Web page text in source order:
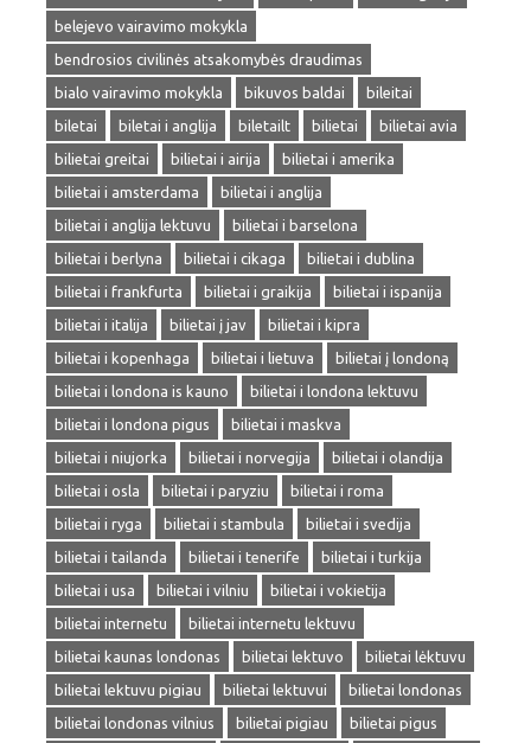
belejevo vairavimo mokykla
bendrosios civilinės atsakomybės draudimas
bialo vairavimo mokykla
bikuvos baldai
bileitai
biletai
biletai i anglija biletailt bilietai
bilietai avia
bilietai greitai
bilietai i airija
bilietai i amerika
bilietai i amsterdama
bilietai i anglija
bilietai i anglija lektuvu
bilietai i barselona
bilietai i berlyna
bilietai i cikaga
bilietai i dublina
bilietai i frankfurta
bilietai i graikija
bilietai i ispanija
bilietai i italija
bilietai į jav
bilietai i kipra
bilietai i kopenhaga
bilietai i lietuva
bilietai į londoną
bilietai i londona is kauno
bilietai i londona lektuvu
bilietai i londona pigus
bilietai i maskva
bilietai i niujorka
bilietai i norvegija
bilietai i olandija
bilietai i osla
bilietai i paryziu
bilietai i roma
bilietai i ryga
bilietai i stambula
bilietai i svedija
bilietai i tailanda
bilietai i tenerife
bilietai i turkija
bilietai i usa
bilietai i vilniu
bilietai i vokietija
bilietai internetu
bilietai internetu lektuvu
bilietai kaunas londonas
bilietai lektuvo
bilietai lėktuvu
bilietai lektuvu pigiau
bilietai lektuvui
bilietai londonas
bilietai londonas vilnius
bilietai pigiau
bilietai pigus